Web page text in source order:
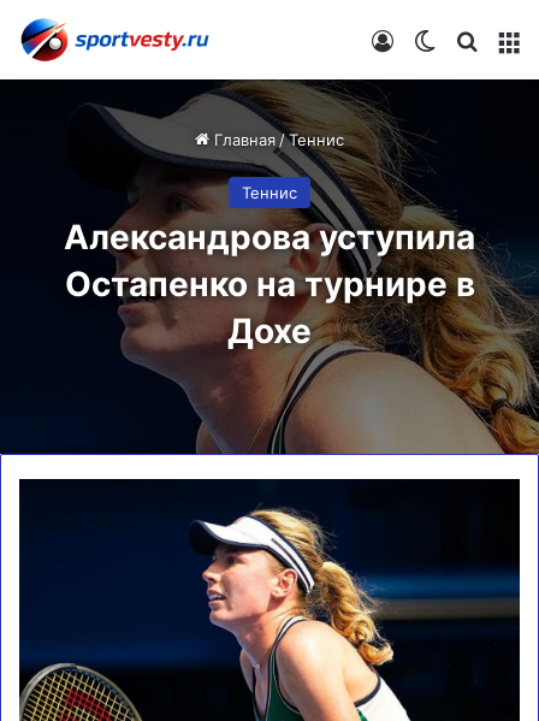
Switch skin
Войти
Главная /Теннис
Теннис
Александрова уступила
Остапенко на турнире в
Дохе